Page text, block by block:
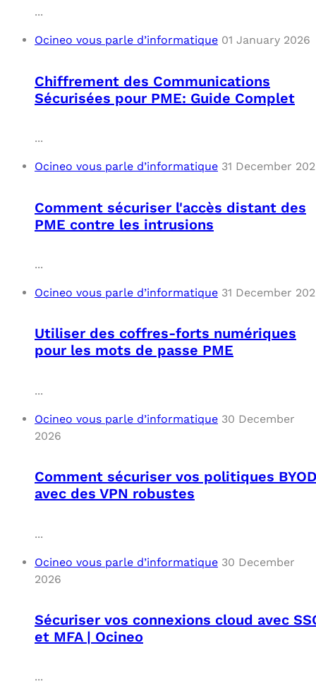
...
Ocineo vous parle d’informatique 01 January 2026
Chiffrement des Communications
Sécurisées pour PME: Guide Complet
...
Ocineo vous parle d’informatique 31 December
Comment sécuriser l'accès distant des
PME contre les intrusions
...
Ocineo vous parle d’informatique 31 December
Utiliser des coffres-forts numériques
pour les mots de passe PME
...
Ocineo vous parle d’informatique 30 December
2026
Comment sécuriser vos politiques BYOD
avec des VPN robustes
...
Ocineo vous parle d’informatique 30 December
2026
Sécuriser vos connexions cloud avec
et MFA | Ocineo
...